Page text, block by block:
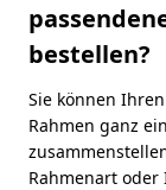
bestellen?
Sie können
Rahmen ganz
Rahmenart